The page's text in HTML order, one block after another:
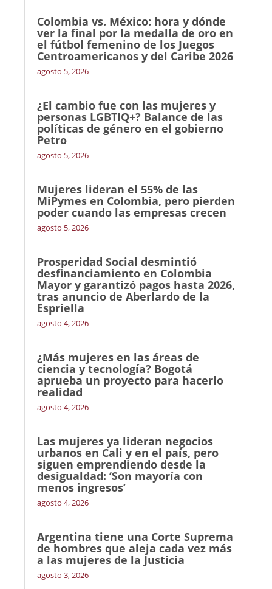
Colombia vs. México: hora y dónde
ver la final por la medalla de oro en
el fútbol femenino de los Juegos
Centroamericanos y del Caribe 2026
agosto 5, 2026
¿El cambio fue con las mujeres y
personas LGBTIQ+? Balance de las
políticas de género en el gobierno
Petro
agosto 5, 2026
Mujeres lideran el 55% de las
MiPymes en Colombia, pero pierden
poder cuando las empresas crecen
agosto 5, 2026
Prosperidad Social desmintió
desfinanciamiento en Colombia
Mayor y garantizó pagos hasta 2026,
tras anuncio de Aberlardo de la
Espriella
agosto 4, 2026
¿Más mujeres en las áreas de
ciencia y tecnología? Bogotá
aprueba un proyecto para hacerlo
realidad
agosto 4, 2026
Las mujeres ya lideran negocios
urbanos en Cali y en el país, pero
siguen emprendiendo desde la
desigualdad: ‘Son mayoría con
menos ingresos’
agosto 4, 2026
Argentina tiene una Corte Suprema
de hombres que aleja cada vez más
a las mujeres de la Justicia
agosto 3, 2026